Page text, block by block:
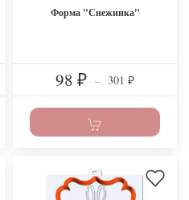
Форма "Снежинка"
98 ₽ – 301 ₽